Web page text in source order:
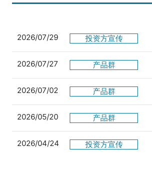
2026/07/29 投资方宣传
2026/07/27 产品群
2026/07/02 产品群
2026/05/20 产品群
2026/04/24 投资方宣传